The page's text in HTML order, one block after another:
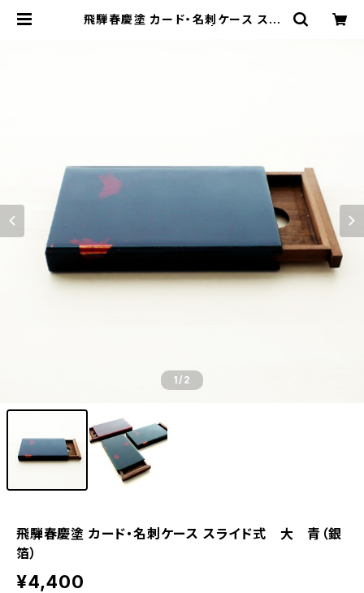
飛騨春慶塗 カード・名刺ケース スラ
1/2
飛騨春慶塗 カード・名刺ケース スライド式 大 青（銀
箔）
¥4,400